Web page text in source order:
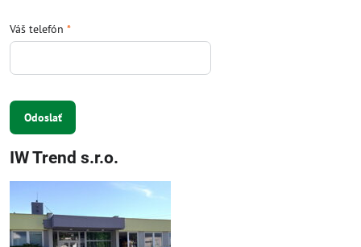
Váš telefón *
Odoslať
IW Trend s.r.o.